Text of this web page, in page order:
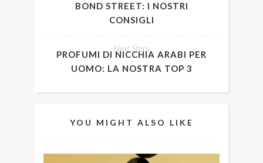
BOND STREET: I NOSTRI
CONSIGLI
Next Story
PROFUMI DI NICCHIA ARABI PER
UOMO: LA NOSTRA TOP 3
YOU MIGHT ALSO LIKE